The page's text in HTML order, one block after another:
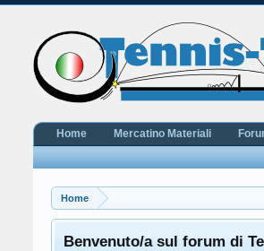
Home
Benvenuto/a sul forum di
Home Mercatino Materiali